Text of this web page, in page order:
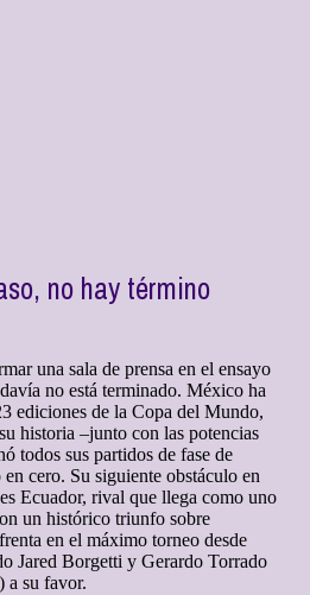
no hay término
una sala de prensa en el ensayo
no está terminado. México ha
ediciones de la Copa del Mundo,
historia –junto con las potencias
todos sus partidos de fase de
cero. Su siguiente obstáculo en
Ecuador, rival que llega como uno
un histórico triunfo sobre
en el máximo torneo desde
Jared Borgetti y Gerardo Torrado
a su favor.